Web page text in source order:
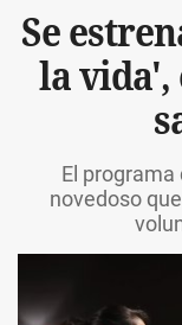
Se
la vida',
El
novedoso